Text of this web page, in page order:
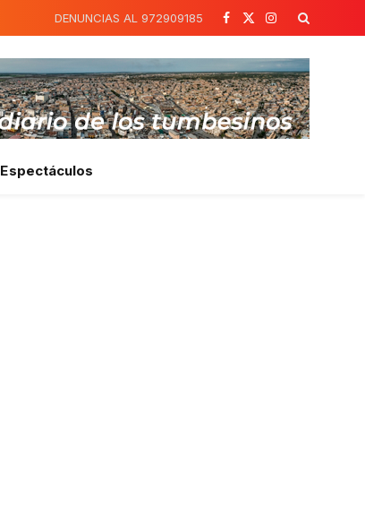
DENUNCIAS AL 972909185
Facebook
X
Instagram
Espectáculos